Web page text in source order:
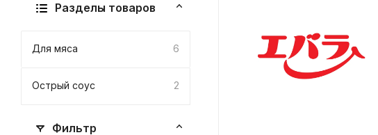
Разделы товаров
Для мяса 6
Острый соус 2
Фильтр